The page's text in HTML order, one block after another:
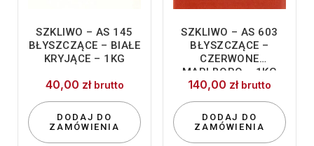
SZKLIWO – AS 145
BŁYSZCZĄCE – BIAŁE
KRYJĄCE – 1KG
40,00 zł brutto
DODAJ DO
ZAMÓWIENIA
SZKLIWO – AS 603
BŁYSZCZĄCE –
CZERWONE
MARLBORO – 1KG
140,00 zł brutto
DODAJ DO
ZAMÓWIENIA